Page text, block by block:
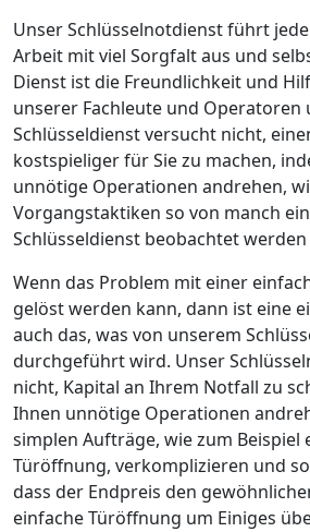
Unser Schlüsselnotdienst führt
Arbeit mit viel Sorgfalt aus und
Dienst ist die Freundlichkeit und
unserer Fachleute und Operatoren
Schlüsseldienst versucht nicht,
kostspieliger für Sie zu machen,
unnötige Operationen andrehen,
Vorgangstaktiken so von manch
Schlüsseldienst beobachtet
Wenn das Problem mit einer
gelöst werden kann, dann ist eine
auch das, was von unserem
durchgeführt wird. Unser
nicht, Kapital an Ihrem Notfall zu
Ihnen unnötige Operationen
simplen Aufträge, wie zum Beispiel
Türöffnung, verkomplizieren und
dass der Endpreis den
einfache Türöffnung um Einiges